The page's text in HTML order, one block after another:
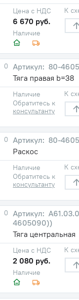
Наличие
Цена с НДС
6 670 руб.
К
0
80-
Тяга правая b=38
Наличие
Обратитесь к
консультанту
К
0
80-
Раскос
Наличие
Обратитесь к
консультанту
К
0
4605090))
Тяга центральная
Наличие
Цена с НДС
2 080 руб.
К